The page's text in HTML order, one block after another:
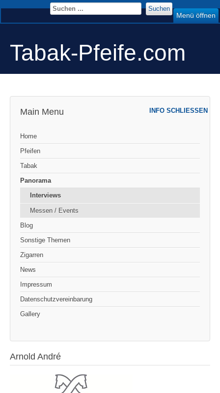
Tabak-Pfeife.com
Suchen
Menü öffnen
Main Menu
Home
Pfeifen
Tabak
Panorama
Interviews
Messen / Events
Blog
Sonstige Themen
Zigarren
News
Impressum
Datenschutzvereinbarung
Gallery
Arnold André
INFO SCHLIESSEN